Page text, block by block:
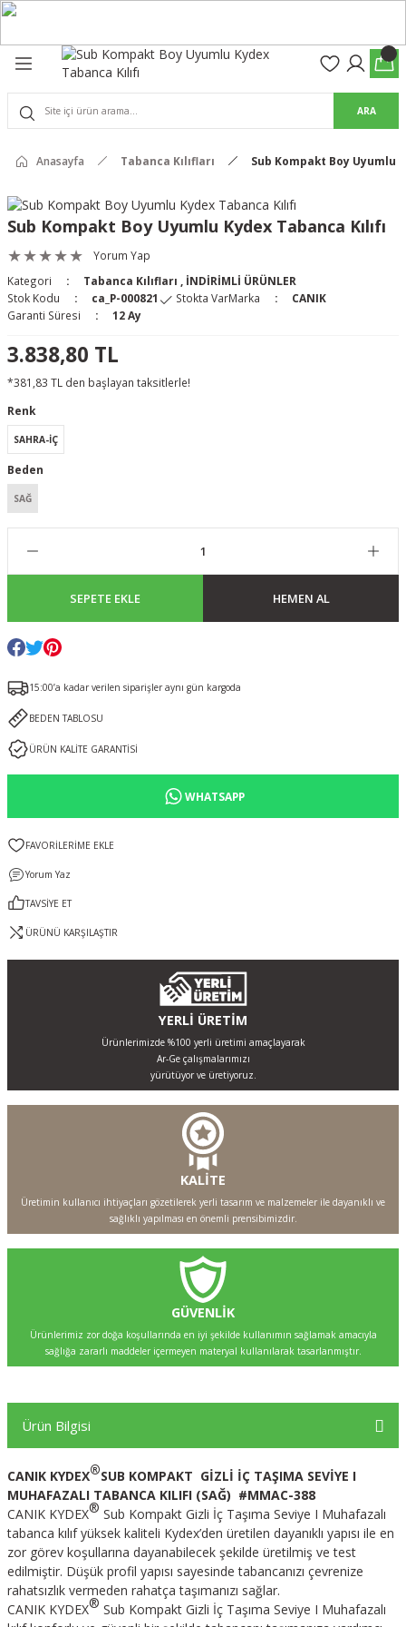
Pro Pantolon
Pantolon
& Kalkanlar
Well) ve Arka Kabzalar
ARA
Anasayfa Tabanca Kılıfları Sub Kompakt Boy Uyumlu
Sub Kompakt Boy Uyumlu Kydex Tabanca Kılıfı
Yorum Yap
Kategori
Tabanca Kılıfları
İNDİRİMLİ ÜRÜNLER
Stok Kodu
ca_P-000821 Stokta VarMarka
CANIK
Garanti Süresi
12 Ay
3.838,80 TL
*381,83 TL den başlayan taksitlerle!
Renk
SAHRA-İÇ
Beden
SAĞ
SEPETE EKLE HEMEN AL
15:00’a kadar verilen siparişler aynı gün kargoda
BEDEN TABLOSU
ÜRÜN KALİTE GARANTİSİ
WHATSAPP
Yorum Yaz
TAVSİYE ET
ÜRÜNÜ KARŞILAŞTIR
YERLİ ÜRETİM
Ürünlerimizde %100 yerli üretimi amaçlayarak
Ar-Ge çalışmalarımızı
yürütüyor ve üretiyoruz.
KALİTE
Üretimin kullanıcı ihtiyaçları gözetilerek yerli tasarım ve malzemeler ile dayanıklı ve
sağlıklı yapılması en önemli prensibimizdir.
GÜVENLİK
Ürünlerimiz zor doğa koşullarında en iyi şekilde kullanımın sağlamak amacıyla
sağlığa zararlı maddeler içermeyen materyal kullanılarak tasarlanmıştır.
Ürün Bilgisi
CANIK KYDEX®SUB KOMPAKT GİZLİ İÇ TAŞIMA SEVİYE I
MUHAFAZALI TABANCA KILIFI (SAĞ) #MMAC-388
CANIK KYDEX® Sub Kompakt Gizli İç Taşıma Seviye I Muhafazalı
tabanca kılıf yüksek kaliteli Kydex’den üretilen dayanıklı yapısı ile en
zor görev koşullarına dayanabilecek şekilde üretilmiş ve test
edilmiştir. Düşük profil yapısı sayesinde tabancanızı çevrenize
rahatsızlık vermeden rahatça taşımanızı sağlar.
CANIK KYDEX® Sub Kompakt Gizli İç Taşıma Seviye I Muhafazalı